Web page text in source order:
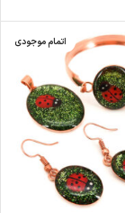
اتمام موجودی